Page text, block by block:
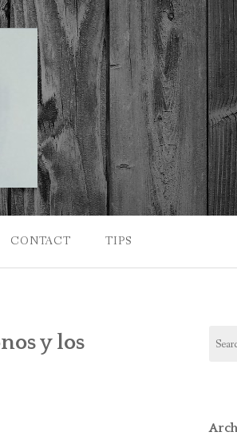
CONTACT TIPS
y los
for: